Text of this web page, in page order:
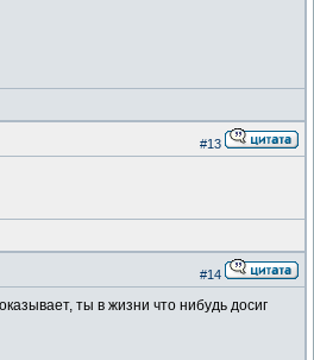
#13
#14
ты в жизни что нибудь досиг